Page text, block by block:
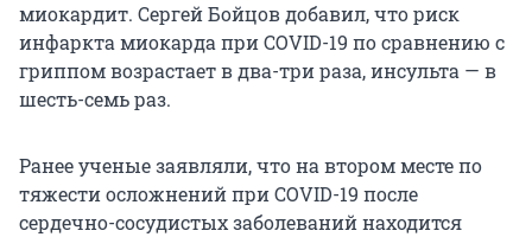
миокардит. Сергей Бойцов добавил, что риск
инфаркта миокарда при COVID-19 по сравнению с
гриппом возрастает в два-три раза, инсульта — в
шесть-семь раз.
Ранее ученые заявляли, что на втором месте по
тяжести осложнений при COVID-19 после
сердечно-сосудистых заболеваний находится